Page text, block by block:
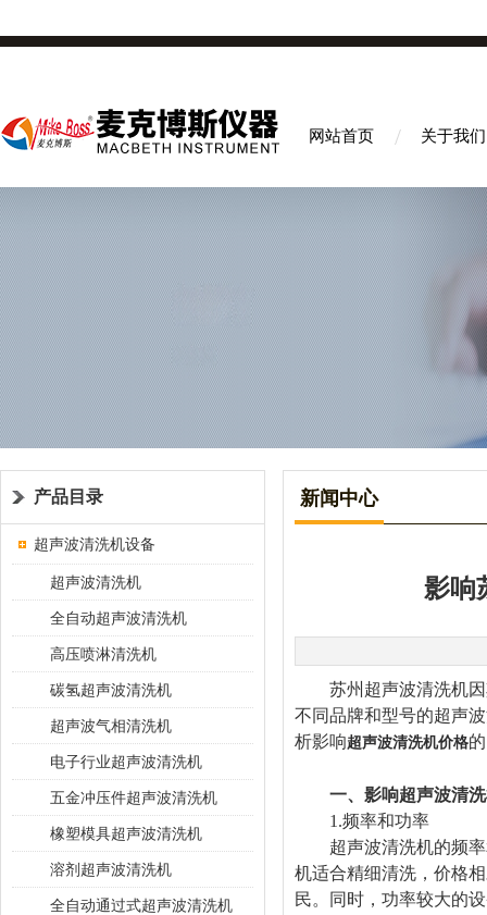
网站首页 关于我们
产品目录
超声波清洗机设备
超声波清洗机
全自动超声波清洗机
高压喷淋清洗机
碳氢超声波清洗机
超声波气相清洗机
电子行业超声波清洗机
五金冲压件超声波清洗机
橡塑模具超声波清洗机
溶剂超声波清洗机
全自动通过式超声波清洗机
新闻中心
影响
苏州超声波清洗机因
不同品牌和型号的超声
析影响超声波清洗机价格
一、影响超声波清
1.频率和功率
超声波清洗机的频率
机适合精细清洗，价格
民。同时，功率较大的